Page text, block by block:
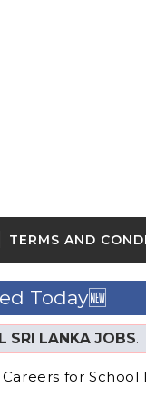
TERMS AND
Today🆕
SRI LANKA JOBS.
for School